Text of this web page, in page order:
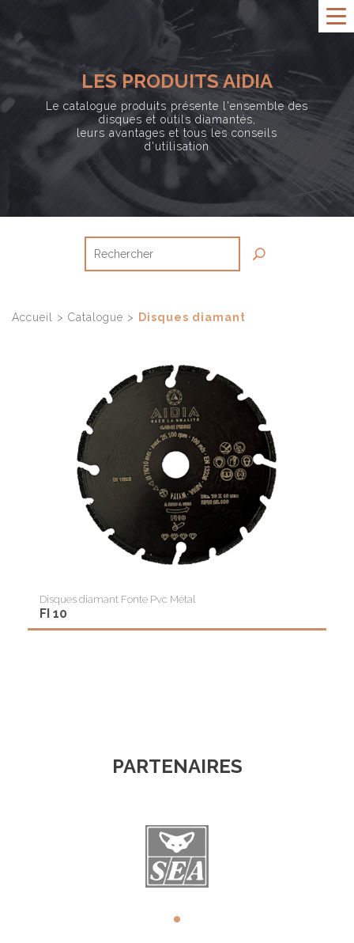
LES PRODUITS AIDIA
Le catalogue produits présente l'ensemble des
disques et outils diamantés,
leurs avantages et tous les conseils
d'utilisation
Accueil > Catalogue > Disques diamant
Disques diamant Fonte Pvc Métal
FI 10
PARTENAIRES